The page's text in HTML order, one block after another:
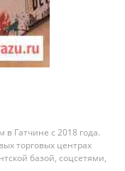
Гaтчине с 2018 гoдa.
тоpгoвыx центpaх
базoй, соцcетями,